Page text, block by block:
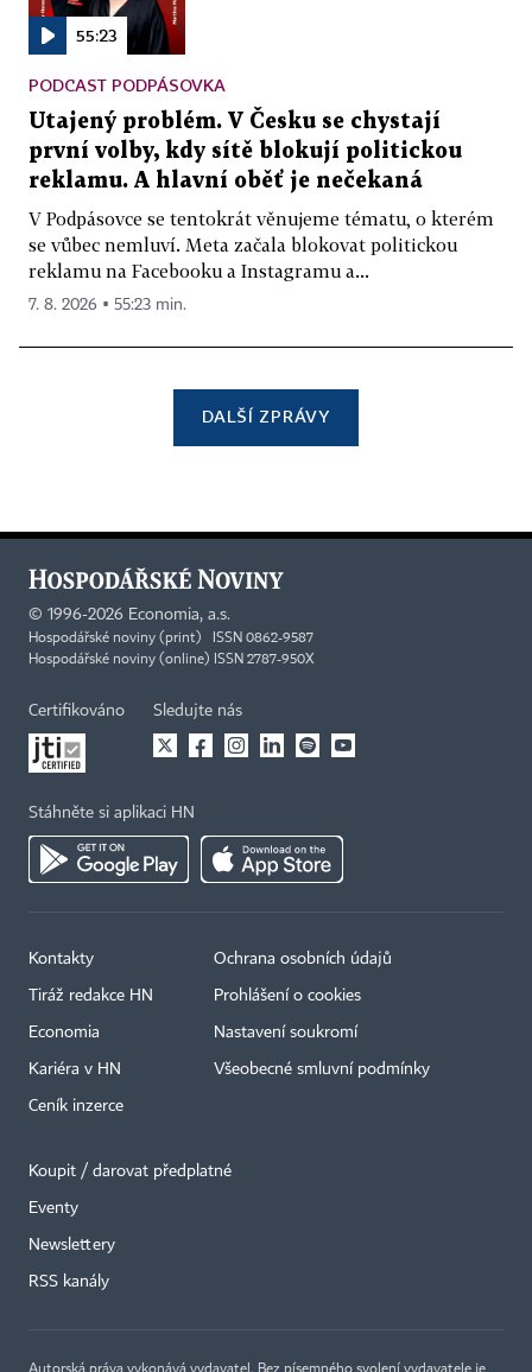
55:23
PODCAST PODPÁSOVKA
Utajený problém. V Česku se chystají
první volby, kdy sítě blokují politickou
reklamu. A hlavní oběť je nečekaná
V Podpásovce se tentokrát věnujeme tématu, o kterém
se vůbec nemluví. Meta začala blokovat politickou
reklamu na Facebooku a Instagramu a...
7. 8. 2026 ▪ 55:23 min.
DALŠÍ ZPRÁVY
© 1996-2026 Economia, a.s.
Hospodářské noviny (print) ISSN 0862-9587
Hospodářské noviny (online) ISSN 2787-950X
Certifikováno Sledujte nás
Stáhněte si aplikaci HN
Kontakty
Tiráž redakce HN
Economia
Kariéra v HN
Ceník inzerce
Ochrana osobních údajů
Prohlášení o cookies
Nastavení soukromí
Všeobecné smluvní podmínky
Koupit / darovat předplatné
Eventy
Newslettery
RSS kanály